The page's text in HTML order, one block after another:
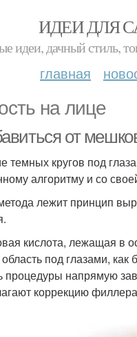
ИДЕИ ДЛЯ
идеи, дачный стиль,
главная
на лице
от
темных кругов под
алгоритму и со
лежит принцип
кислота, лежащая в
под глазами,
процедуры напрямую
коррекцию